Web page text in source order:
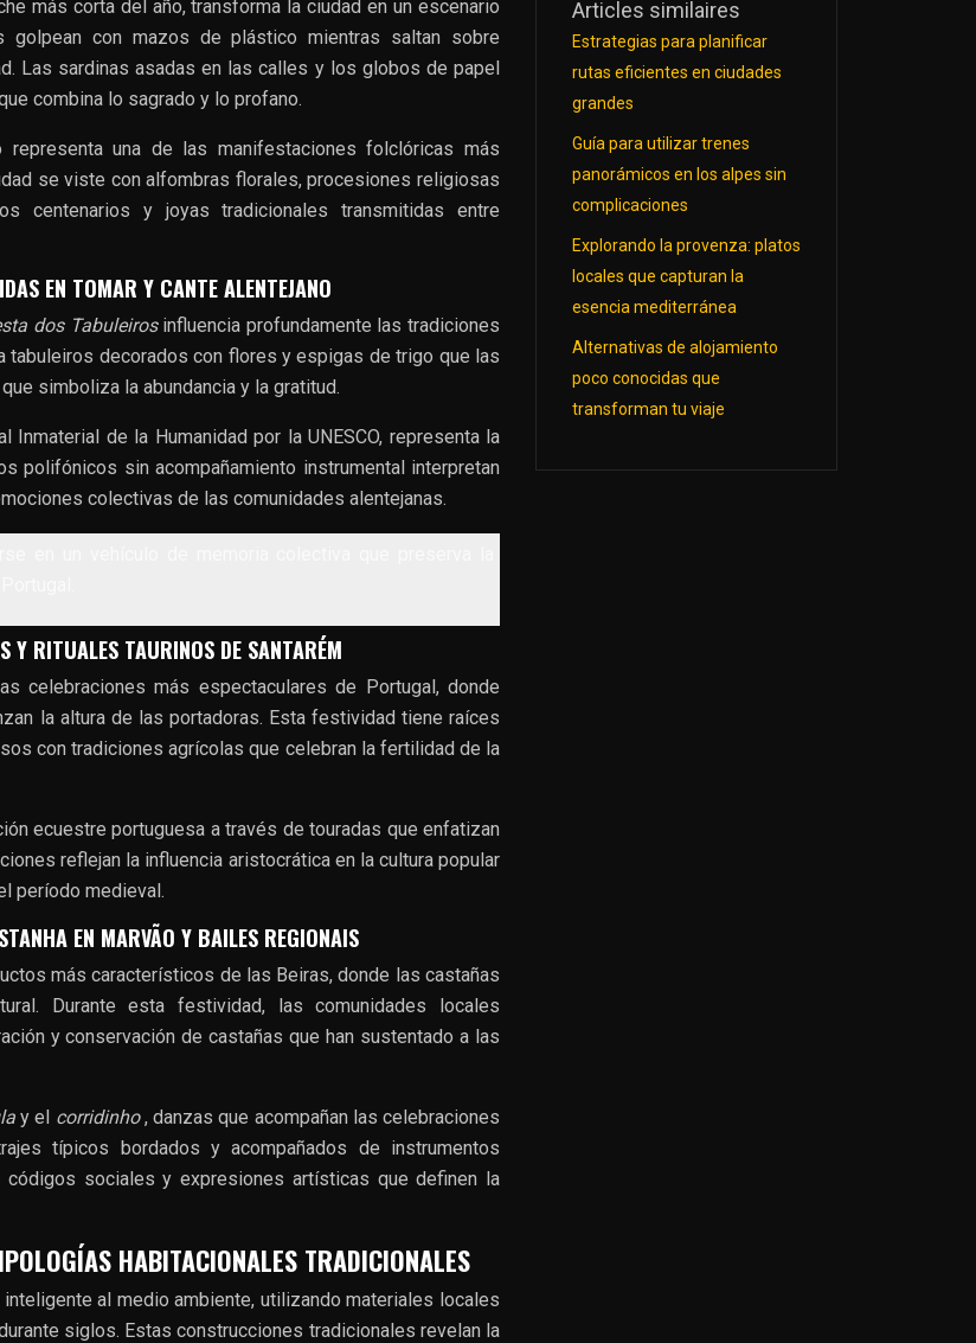
más corta del año, transforma la ciudad en un escenario
con mazos de plástico mientras saltan sobre
Las sardinas asadas en las calles y los globos de papel
combina lo sagrado y lo profano.
representa una de las manifestaciones folclóricas más
se viste con alfombras florales, procesiones religiosas
centenarios y joyas tradicionales transmitidas entre
EN TOMAR Y CANTE ALENTEJANO
dos Tabuleiros influencia profundamente las tradiciones
tabuleiros decorados con flores y espigas de trigo que las
simboliza la abundancia y la gratitud.
Inmaterial de la Humanidad por la UNESCO, representa la
polifónicos sin acompañamiento instrumental interpretan
colectivas de las comunidades alentejanas.
Y RITUALES TAURINOS DE SANTARÉM
celebraciones más espectaculares de Portugal, donde
la altura de las portadoras. Esta festividad tiene raíces
con tradiciones agrícolas que celebran la fertilidad de la
ecuestre portuguesa a través de touradas que enfatizan
reflejan la influencia aristocrática en la cultura popular
período medieval.
EN MARVÃO Y BAILES REGIONAIS
más característicos de las Beiras, donde las castañas
Durante esta festividad, las comunidades locales
y conservación de castañas que han sustentado a las
y el corridinho, danzas que acompañan las celebraciones
típicos bordados y acompañados de instrumentos
sociales y expresiones artísticas que definen la
HABITACIONALES TRADICIONALES
al medio ambiente, utilizando materiales locales
siglos. Estas construcciones tradicionales revelan la
Articles similaires
Estrategias para planificar
rutas eficientes en ciudades
grandes
Guía para utilizar trenes
panorámicos en los alpes sin
complicaciones
Explorando la provenza: platos
locales que capturan la
esencia mediterránea
Alternativas de alojamiento
poco conocidas que
transforman tu viaje